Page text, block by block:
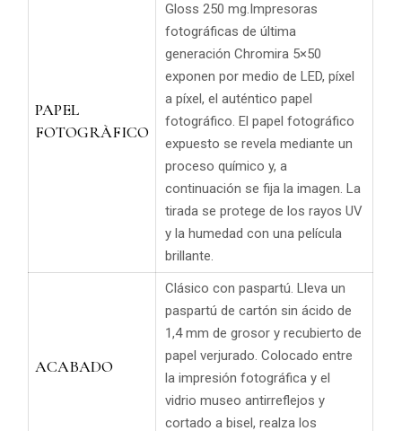
PAPEL
FOTOGRÀFICO
Gloss 250 mg.Impresoras
fotográficas de última
generación Chromira 5×50
exponen por medio de LED, píxel
a píxel, el auténtico papel
fotográfico. El papel fotográfico
expuesto se revela mediante un
proceso químico y, a
continuación se fija la imagen. La
tirada se protege de los rayos UV
y la humedad con una película
brillante.
ACABADO
Clásico con paspartú. Lleva un
paspartú de cartón sin ácido de
1,4 mm de grosor y recubierto de
papel verjurado. Colocado entre
la impresión fotográfica y el
vidrio museo antirreflejos y
cortado a bisel, realza los